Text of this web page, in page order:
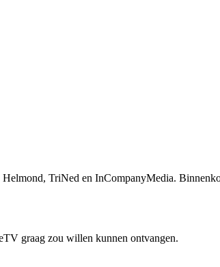
TriNed en InCompanyMedia.
graag zou willen kunnen ontvangen.